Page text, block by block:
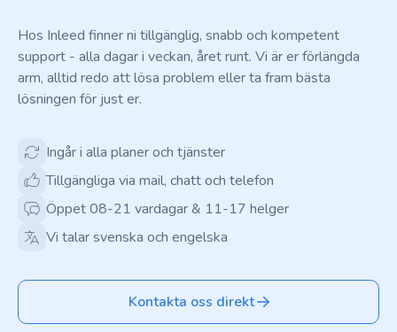
Hos Inleed finner ni tillgänglig, snabb och kompetent
support - alla dagar i veckan, året runt. Vi är er förlängda
arm, alltid redo att lösa problem eller ta fram bästa
lösningen för just er.
Ingår i alla planer och tjänster
Tillgängliga via mail, chatt och telefon
Öppet 08-21 vardagar & 11-17 helger
Vi talar svenska och engelska
Kontakta oss direkt